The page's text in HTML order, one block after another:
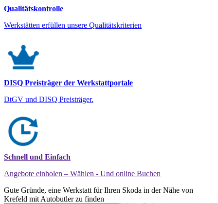
Qualitätskontrolle
Werkstätten erfüllen unsere Qualitätskriterien
DISQ Preisträger der Werkstattportale
DtGV und DISQ Preisträger.
Schnell und Einfach
Angebote einholen – Wählen - Und online Buchen
Gute Gründe, eine Werkstatt für Ihren Skoda in der Nähe von
Krefeld mit Autobutler zu finden